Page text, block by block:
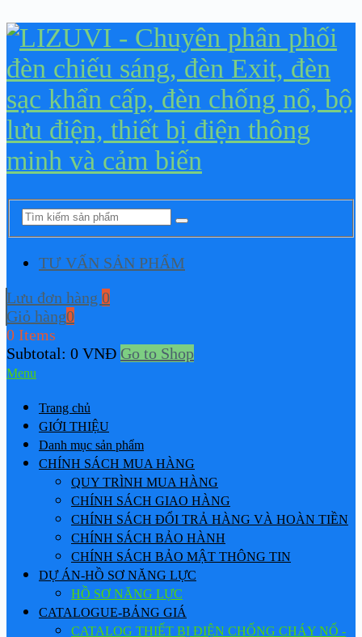
TƯ VẤN SẢN PHẨM
Lưu đơn hàng 0
Giỏ hàng0
0 Items
Subtotal: 0 VNĐ Go to Shop
Menu
Trang chủ
GIỚI THIỆU
Danh mục sản phẩm
CHÍNH SÁCH MUA HÀNG
QUY TRÌNH MUA HÀNG
CHÍNH SÁCH GIAO HÀNG
CHÍNH SÁCH ĐỔI TRẢ HÀNG VÀ HOÀN TIỀN
CHÍNH SÁCH BẢO HÀNH
CHÍNH SÁCH BẢO MẬT THÔNG TIN
DỰ ÁN-HỒ SƠ NĂNG LỰC
HỒ SƠ NĂNG LỰC
CATALOGUE-BẢNG GIÁ
CATALOG THIẾT BỊ ĐIỆN CHỐNG CHÁY NỔ -